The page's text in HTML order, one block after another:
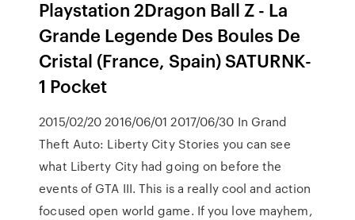
Playstation 2Dragon Ball Z - La
Grande Legende Des Boules De
Cristal (France, Spain) SATURNK-
1 Pocket
2015/02/20 2016/06/01 2017/06/30 In Grand
Theft Auto: Liberty City Stories you can see
what Liberty City had going on before the
events of GTA III. This is a really cool and action
focused open world game. If you love mayhem,